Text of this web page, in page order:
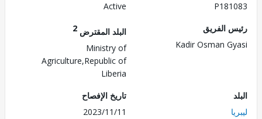
الفريق
Kadir Osman
البلد المقترض
Ministry of
Agriculture,Republic of
تاريخ الإفصاح
2023/11/11